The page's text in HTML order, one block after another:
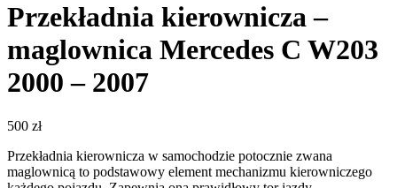
Przekładnia kierownicza –
maglownica Mercedes C W203
2000 – 2007
500 zł
Przekładnia kierownicza w samochodzie potocznie zwana
maglownicą to podstawowy element mechanizmu kierowniczego